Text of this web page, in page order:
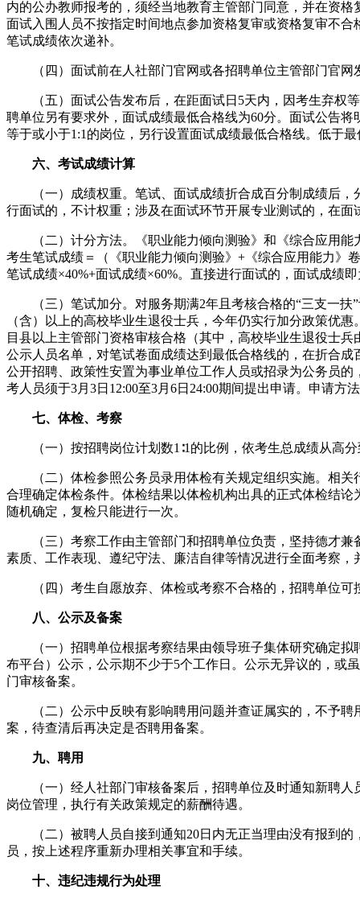
内的公办教师报考的，须经当地教育主管部门同意，并在资
面试入围人员不按指定时间地点参加资格复审或资格复审不
笔试成绩依次递补。
（四）面试前在人社部门官网或各招聘单位主管部门官网
（五）面试公告发布后，在距面试日5天内，因考生弃权
聘单位另有要求外，面试成绩最低合格线为60分。面试公告
等于或小于1:1的岗位，另行设置面试成绩最低合格线。低于
六、考试成绩计算
（一）成绩权重。笔试、面试成绩折合成百分制成绩后，
行面试的，不计权重；涉及在面试环节开展专业测试的，在
（二）计分方法。《职业能力倾向测验》和《综合应用能
考生笔试成绩＝（《职业能力倾向测验》+《综合应用能力》
笔试成绩×40%+面试成绩×60%。直接进行面试的，面试成绩
（三）笔试加分。对服务期满2年且考核合格的“三支一扶
（含）以上的高校毕业生退役士兵，今年仍实行加分政策优
目县以上主管部门资格审核合格（其中，高校毕业生退役士
公示人员名单，对笔试卷面成绩达到最低合格线的，在折合
公开招聘、政策性安置为事业单位工作人员或招录为公务员
考人员须于3月3日12:00至3月6日24:00期间提出申请。申请方
七、体检、考察
（一）按招聘岗位计划数1∶1的比例，依考生总成绩从高分
（二）体检参照公务员录用体检有关规定组织实施。相关
合理确定体检条件。体检结果以体检机构出具的正式体检结
随机确定，复检只能进行一次。
（三）考察工作由主管部门和招聘单位负责，坚持德才兼
素质、工作表现、遵纪守法、廉洁自律等情况进行全面考察
（四）考生自愿放弃、体检或考察不合格的，招聘单位可
八、公示及备案
（一）招聘单位根据考察结果由领导班子集体研究确定拟
布平台）公示，公示期不少于5个工作日。公示无异议的，或
门审核备案。
（二）公示中反映有影响聘用问题并查证属实的，不予聘
案，待查清后再决定是否聘用备案。
九、聘用
（一）经人社部门审核备案后，招聘单位及时通知新聘人
岗位管理，执行有关政策规定的薪酬待遇。
（二）被聘人员自接到通知20日内无正当理由没有报到的
员，按上述程序重新办理相关事宜和手续。
十、违纪违规行为处理